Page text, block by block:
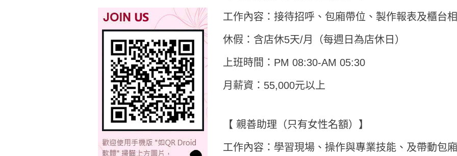
工作內容：接待招呼、包廂帶位、製作報表及櫃台
休假：含店休5天/月（每週日為店休日）
上班時間：PM 08:30-AM 05:30
月薪資：55,000元以上
【 親善助理（只有女性名額）】
工作內容：學習現場、操作與專業技能、及帶動包廂